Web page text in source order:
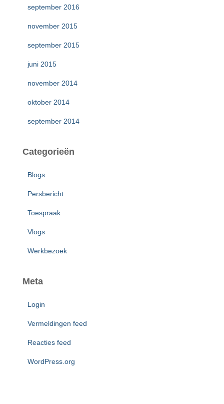
september 2016
november 2015
september 2015
juni 2015
november 2014
oktober 2014
september 2014
Categorieën
Blogs
Persbericht
Toespraak
Vlogs
Werkbezoek
Meta
Login
Vermeldingen feed
Reacties feed
WordPress.org